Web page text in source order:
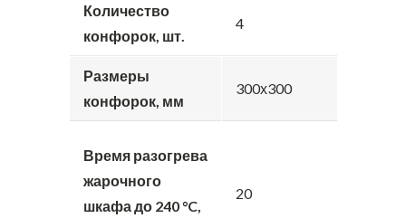
Количество
конфорок, шт.
4
Размеры
конфорок, мм
300х300
Время разогрева
жарочного
шкафа до 240 °C,
20